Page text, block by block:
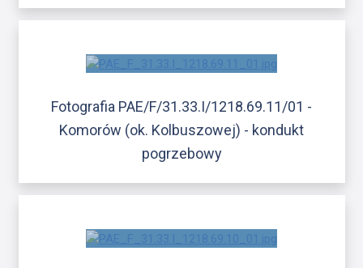
Fotografia PAE/F/31.33.I/1218.69.11/01 -
Komorów (ok. Kolbuszowej) - kondukt
pogrzebowy